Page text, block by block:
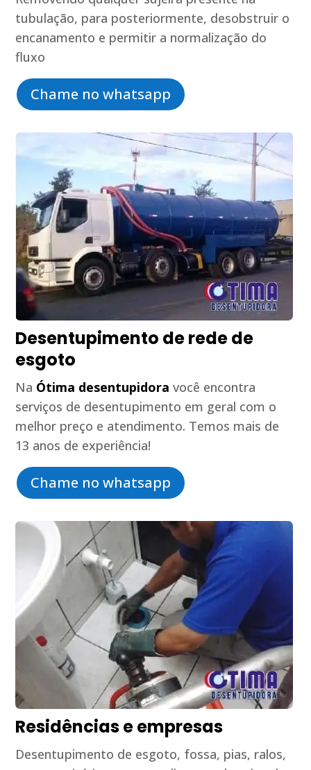
tubulação, para posteriormente, desobstruir o
encanamento e permitir a normalização do
fluxo
Chame no whatsapp
Desentupimento de rede de
esgoto
Na Ótima desentupidora você encontra
serviços de desentupimento em geral com o
melhor preço e atendimento. Temos mais de
13 anos de experiência!
Chame no whatsapp
Residências e empresas
Desentupimento de esgoto, fossa, pias, ralos,